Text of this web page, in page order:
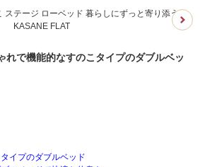
ステージ ローベッド 暮らしにずっと寄り添う
KASANE FLAT
で機能的なすのこタイプのダブルベッ
イプのダブルベッド